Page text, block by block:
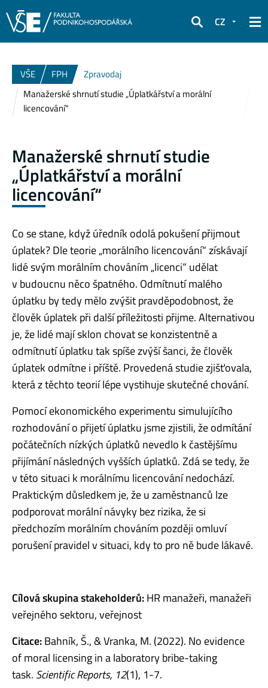
Hledat
CZ
VŠE FPH
Zpravodaj
Manažerské shrnutí studie „Úplatkářství a morální
licencování“
Manažerské shrnutí studie
„Úplatkářství a morální
licencování“
Co se stane, když úředník odolá pokušení přijmout
úplatek? Dle teorie „morálního licencování“ získávají
lidé svým morálním chováním „licenci“ udělat
v budoucnu něco špatného. Odmítnutí malého
úplatku by tedy mělo zvýšit pravděpodobnost, že
člověk úplatek při další příležitosti přijme. Alternativou
je, že lidé mají sklon chovat se konzistentně a
odmítnutí úplatku tak spíše zvýší šanci, že člověk
úplatek odmítne i příště. Provedená studie zjišťovala,
která z těchto teorií lépe vystihuje skutečné chování.
Pomocí ekonomického experimentu simulujícího
rozhodování o přijetí úplatku jsme zjistili, že odmítání
počátečních nízkých úplatků nevedlo k častějšímu
přijímání následných vyšších úplatků. Zdá se tedy, že
v této situaci k morálnímu licencování nedochází.
Praktickým důsledkem je, že u zaměstnanců lze
podporovat morální návyky bez rizika, že si
předchozím morálním chováním později omluví
porušení pravidel v situaci, kdy to pro ně bude lákavé.
Cílová skupina stakeholderů:HR manažeři, manažeři
veřejného sektoru, veřejnost
Citace:Bahník, Š., & Vranka, M. (2022). No evidence
of moral licensing in a laboratory bribe-taking
task. Scientific Reports, 12(1), 1-7.